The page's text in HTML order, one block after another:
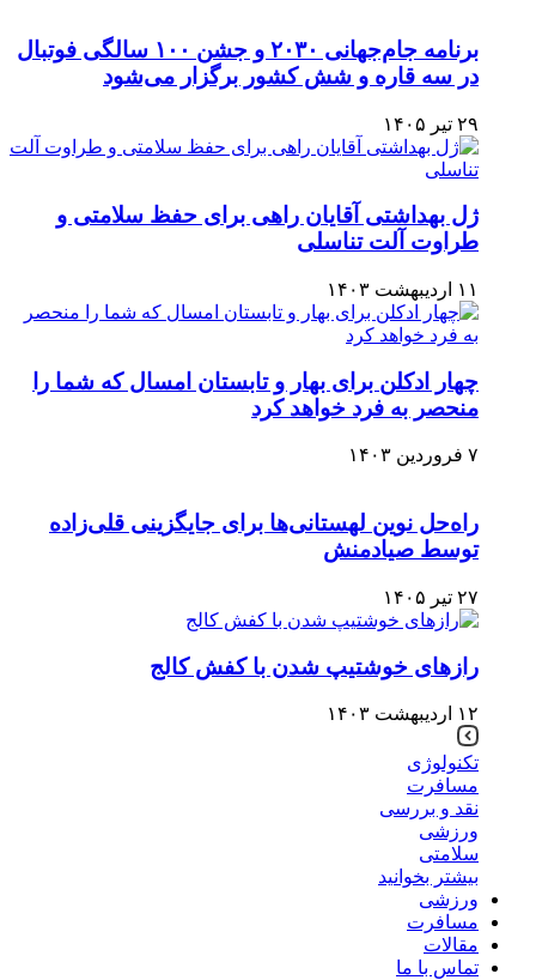
برنامه جام‌جهانی ۲۰۳۰ و جشن ۱۰۰ سالگی فوتبال
در سه قاره و شش کشور برگزار می‌شود
۲۹ تیر ۱۴۰۵
ژل بهداشتی آقایان راهی برای حفظ سلامتی و
طراوت آلت تناسلی
۱۱ اردیبهشت ۱۴۰۳
چهار ادکلن برای بهار و تابستان امسال که شما را
منحصر به فرد خواهد کرد
۷ فروردین ۱۴۰۳
راه‌حل نوین لهستانی‌ها برای جایگزینی قلی‌زاده
توسط صیادمنش
۲۷ تیر ۱۴۰۵
رازهای خوشتیپ شدن با کفش کالج
۱۲ اردیبهشت ۱۴۰۳
تکنولوژی
مسافرت
نقد و بررسی
ورزشی
سلامتی
بیشتر بخوانید
ورزشی
مسافرت
مقالات
تماس با ما